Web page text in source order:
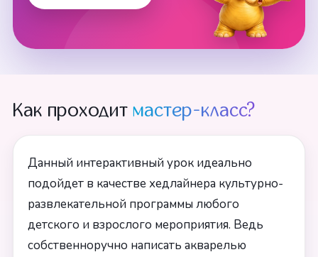
Как проходит мастер-класс?
Данный интерактивный урок идеально
подойдет в качестве хедлайнера культурно-
развлекательной программы любого
детского и взрослого мероприятия. Ведь
собственноручно написать акварелью